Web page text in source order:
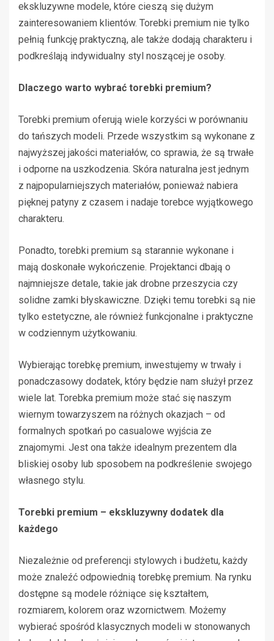
ekskluzywne modele, które cieszą się dużym
zainteresowaniem klientów. Torebki premium nie tylko
pełnią funkcję praktyczną, ale także dodają charakteru i
podkreślają indywidualny styl noszącej je osoby.
Dlaczego warto wybrać torebki premium?
Torebki premium oferują wiele korzyści w porównaniu
do tańszych modeli. Przede wszystkim są wykonane z
najwyższej jakości materiałów, co sprawia, że są trwałe
i odporne na uszkodzenia. Skóra naturalna jest jednym
z najpopularniejszych materiałów, ponieważ nabiera
pięknej patyny z czasem i nadaje torebce wyjątkowego
charakteru.
Ponadto, torebki premium są starannie wykonane i
mają doskonałe wykończenie. Projektanci dbają o
najmniejsze detale, takie jak drobne przeszycia czy
solidne zamki błyskawiczne. Dzięki temu torebki są nie
tylko estetyczne, ale również funkcjonalne i praktyczne
w codziennym użytkowaniu.
Wybierając torebkę premium, inwestujemy w trwały i
ponadczasowy dodatek, który będzie nam służył przez
wiele lat. Torebka premium może stać się naszym
wiernym towarzyszem na różnych okazjach – od
formalnych spotkań po casualowe wyjścia ze
znajomymi. Jest ona także idealnym prezentem dla
bliskiej osoby lub sposobem na podkreślenie swojego
własnego stylu.
Torebki premium – ekskluzywny dodatek dla
każdego
Niezależnie od preferencji stylowych i budżetu, każdy
może znaleźć odpowiednią torebkę premium. Na rynku
dostępne są modele różniące się kształtem,
rozmiarem, kolorem oraz wzornictwem. Możemy
wybierać spośród klasycznych modeli w stonowanych